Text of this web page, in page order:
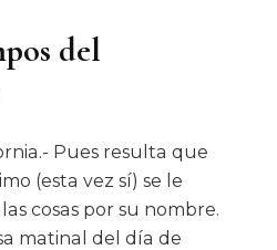
del
Pues resulta que
(esta vez sí) se le
cosas por su nombre.
matinal del día de